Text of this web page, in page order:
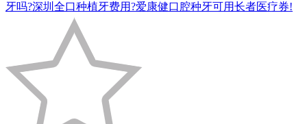
牙吗?深圳全口种植牙费用?爱康健口腔种牙可用长者医疗券!